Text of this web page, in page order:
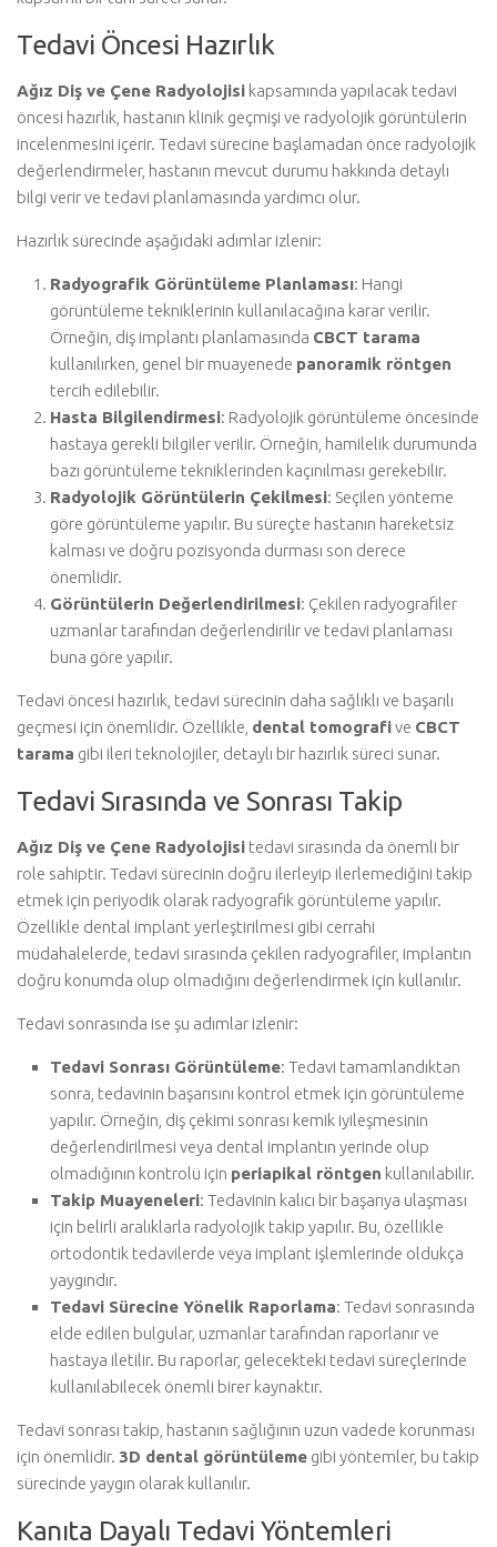
Tedavi Öncesi Hazırlık
Ağız Diş ve Çene Radyolojisi kapsamında yapılacak tedavi
öncesi hazırlık, hastanın klinik geçmişi ve radyolojik görüntülerin
incelenmesini içerir. Tedavi sürecine başlamadan önce radyolojik
değerlendirmeler, hastanın mevcut durumu hakkında detaylı
bilgi verir ve tedavi planlamasında yardımcı olur.
Hazırlık sürecinde aşağıdaki adımlar izlenir:
Radyografik Görüntüleme Planlaması: Hangi
görüntüleme tekniklerinin kullanılacağına karar verilir.
Örneğin, diş implantı planlamasında CBCT tarama
kullanılırken, genel bir muayenede panoramik röntgen
tercih edilebilir.
Hasta Bilgilendirmesi: Radyolojik görüntüleme öncesinde
hastaya gerekli bilgiler verilir. Örneğin, hamilelik durumunda
bazı görüntüleme tekniklerinden kaçınılması gerekebilir.
Radyolojik Görüntülerin Çekilmesi: Seçilen yönteme
göre görüntüleme yapılır. Bu süreçte hastanın hareketsiz
kalması ve doğru pozisyonda durması son derece
önemlidir.
Görüntülerin Değerlendirilmesi: Çekilen radyografiler
uzmanlar tarafından değerlendirilir ve tedavi planlaması
buna göre yapılır.
Tedavi öncesi hazırlık, tedavi sürecinin daha sağlıklı ve başarılı
geçmesi için önemlidir. Özellikle, dental tomografive CBCT
tarama gibi ileri teknolojiler, detaylı bir hazırlık süreci sunar.
Tedavi Sırasında ve Sonrası Takip
Ağız Diş ve Çene Radyolojisi tedavi sırasında da önemli bir
role sahiptir. Tedavi sürecinin doğru ilerleyip ilerlemediğini takip
etmek için periyodik olarak radyografik görüntüleme yapılır.
Özellikle dental implant yerleştirilmesi gibi cerrahi
müdahalelerde, tedavi sırasında çekilen radyografiler, implantın
doğru konumda olup olmadığını değerlendirmek için kullanılır.
Tedavi sonrasında ise şu adımlar izlenir:
Tedavi Sonrası Görüntüleme: Tedavi tamamlandıktan
sonra, tedavinin başarısını kontrol etmek için görüntüleme
yapılır. Örneğin, diş çekimi sonrası kemik iyileşmesinin
değerlendirilmesi veya dental implantın yerinde olup
olmadığının kontrolü için periapikal röntgen kullanılabilir.
Takip Muayeneleri: Tedavinin kalıcı bir başarıya ulaşması
için belirli aralıklarla radyolojik takip yapılır. Bu, özellikle
ortodontik tedavilerde veya implant işlemlerinde oldukça
yaygındır.
Tedavi Sürecine Yönelik Raporlama: Tedavi sonrasında
elde edilen bulgular, uzmanlar tarafından raporlanır ve
hastaya iletilir. Bu raporlar, gelecekteki tedavi süreçlerinde
kullanılabilecek önemli birer kaynaktır.
Tedavi sonrası takip, hastanın sağlığının uzun vadede korunması
için önemlidir. 3D dental görüntüleme gibi yöntemler, bu takip
sürecinde yaygın olarak kullanılır.
Kanıta Dayalı Tedavi Yöntemleri